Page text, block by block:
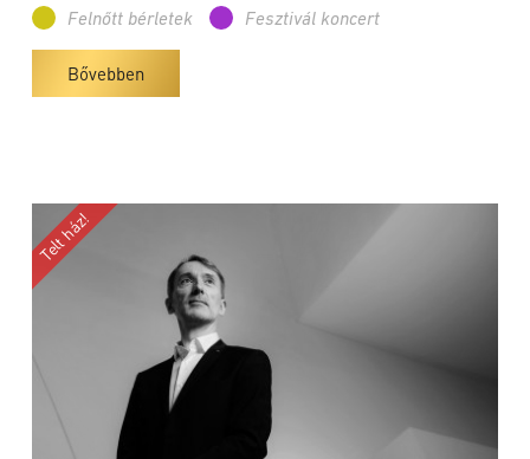
Felnőtt bérletek Fesztivál koncert
Bővebben